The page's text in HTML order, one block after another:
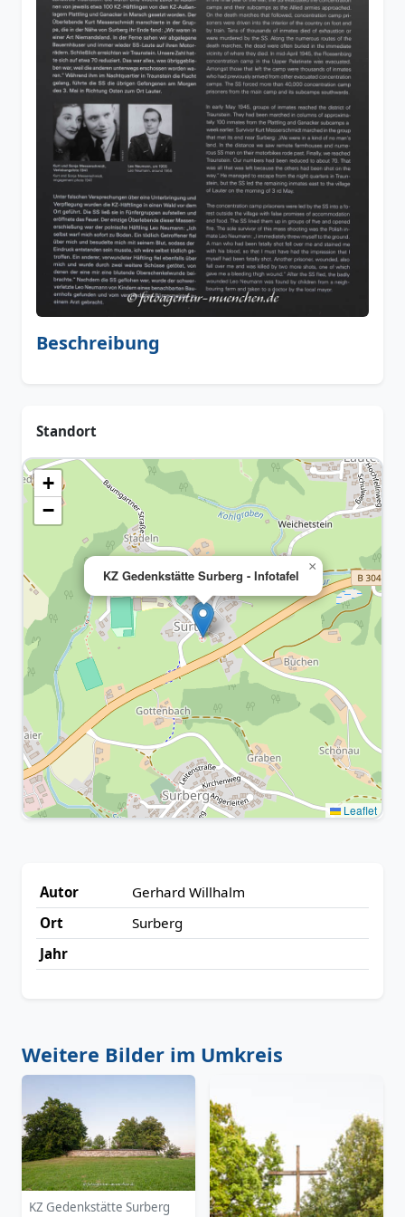
Beschreibung
Standort
KZ Gedenkstätte Surberg - Infotafel
×
+
−
Leaflet
Autor
Gerhard Willhalm
Ort
Surberg
Jahr
Weitere Bilder im Umkreis
KZ Gedenkstätte Surberg